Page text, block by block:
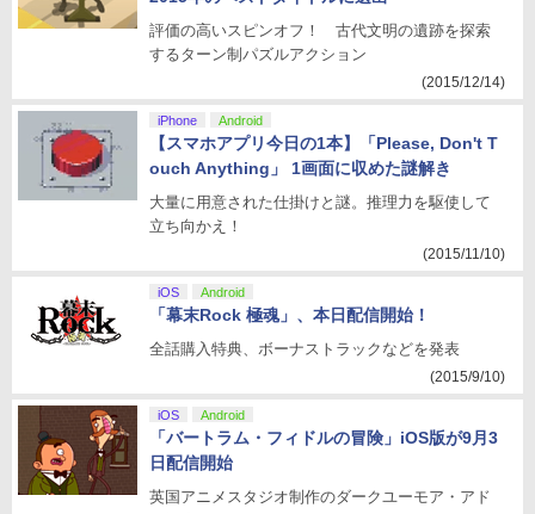
評価の高いスピンオフ！ 古代文明の遺跡を探索
するターン制パズルアクション
(2015/12/14)
iPhone Android
【スマホアプリ今日の1本】「Please, Don't T
ouch Anything」 1画面に収めた謎解き
大量に用意された仕掛けと謎。推理力を駆使して
立ち向かえ！
(2015/11/10)
iOS Android
「幕末Rock 極魂」、本日配信開始！
全話購入特典、ボーナストラックなどを発表
(2015/9/10)
iOS Android
「バートラム・フィドルの冒険」iOS版が9月3
日配信開始
英国アニメスタジオ制作のダークユーモア・アド